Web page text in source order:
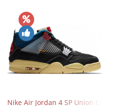
Nike Air Jordan 4 SP Union Off Noir